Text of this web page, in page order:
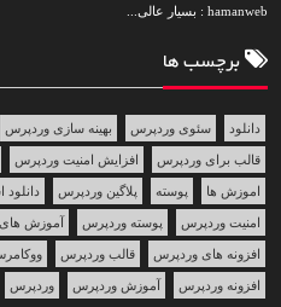
hamanweb : بسیار عالی...
برچسب ها
دانلود سئوی وردپرس بهینه سازی وردپرس
قالب برای وردپرس افزایش امنیت وردپرس
اموزش ها پوسته پلاگین وردپرس
امنیت وردپرس پوسته وردپرس آموزش
افزونه های وردپرس قالب وردپرس
افزونه وردپرس آموزش وردپرس وردپرس